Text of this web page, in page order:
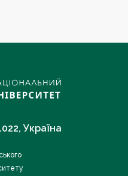
Україна